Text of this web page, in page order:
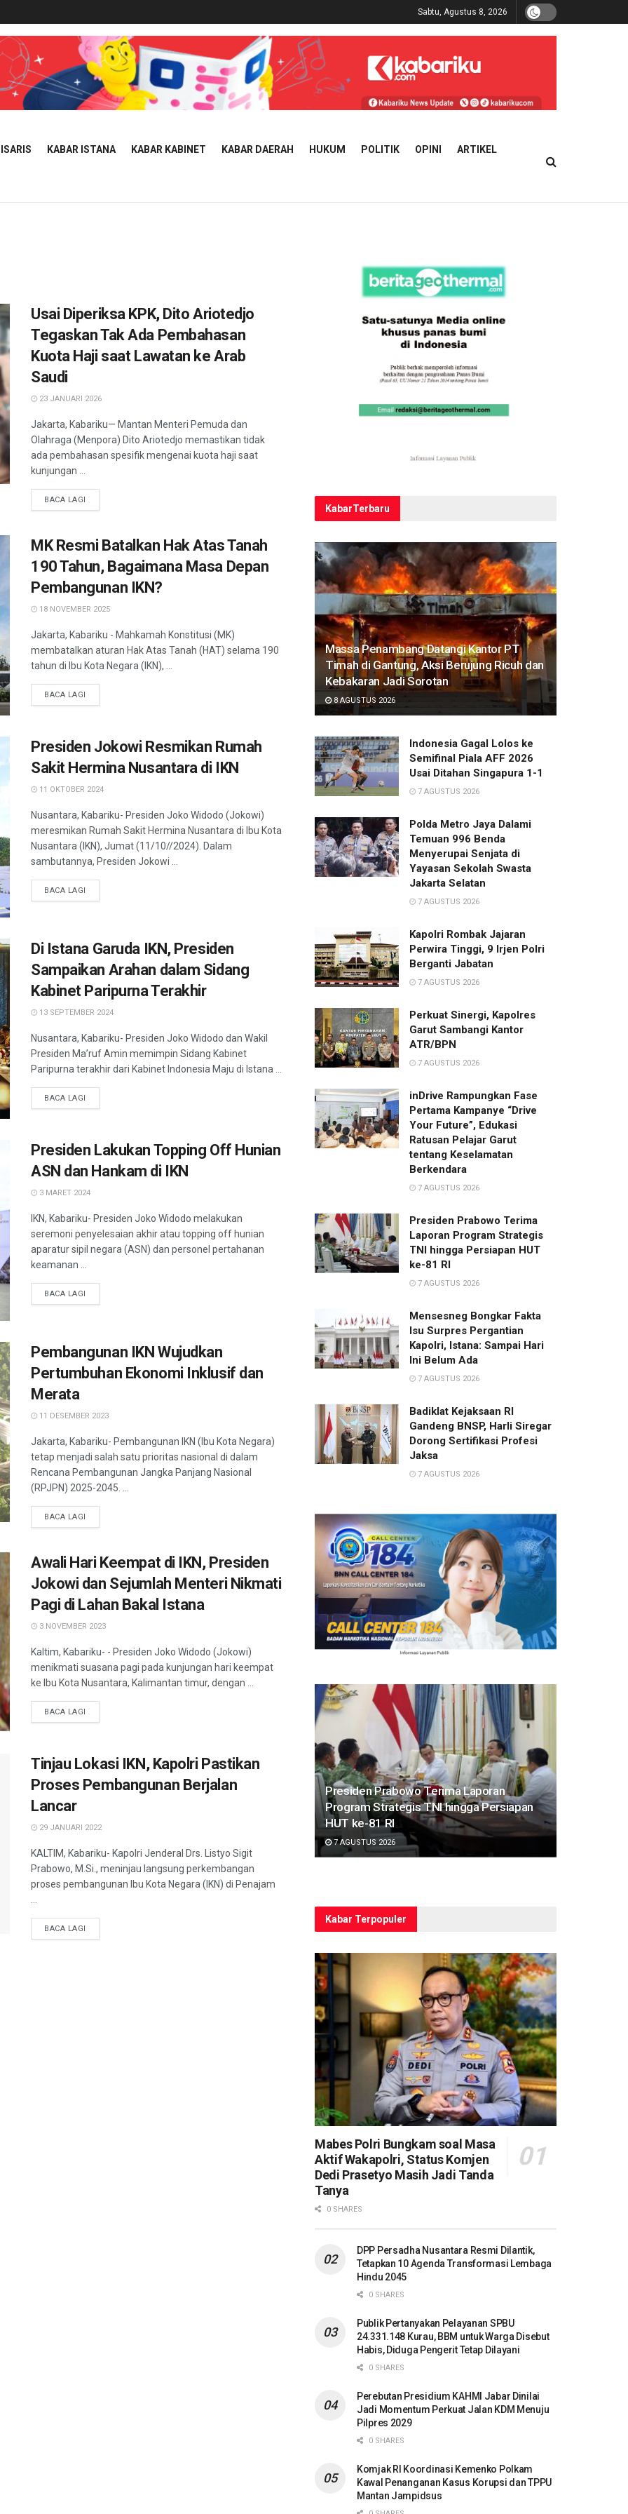
Sabtu, Agustus 8, 2026
KABAR ISTANA KABAR KABINET KABAR DAERAH HUKUM POLITIK OPINI ARTIKEL
Usai Diperiksa KPK, Dito Ariotedjo
Tegaskan Tak Ada Pembahasan
Kuota Haji saat Lawatan ke Arab
Saudi
23 JANUARI 2026
Jakarta, Kabariku— Mantan Menteri Pemuda dan
Olahraga (Menpora) Dito Ariotedjo memastikan tidak
ada pembahasan spesifik mengenai kuota haji saat
kunjungan ...
BACA LAGI
MK Resmi Batalkan Hak Atas Tanah
190 Tahun, Bagaimana Masa Depan
Pembangunan IKN?
18 NOVEMBER 2025
Jakarta, Kabariku - Mahkamah Konstitusi (MK)
membatalkan aturan Hak Atas Tanah (HAT) selama 190
tahun di Ibu Kota Negara (IKN), ...
BACA LAGI
Presiden Jokowi Resmikan Rumah
Sakit Hermina Nusantara di IKN
11 OKTOBER 2024
Nusantara, Kabariku- Presiden Joko Widodo (Jokowi)
meresmikan Rumah Sakit Hermina Nusantara di Ibu Kota
Nusantara (IKN), Jumat (11/10//2024). Dalam
sambutannya, Presiden Jokowi ...
BACA LAGI
Di Istana Garuda IKN, Presiden
Sampaikan Arahan dalam Sidang
Kabinet Paripurna Terakhir
13 SEPTEMBER 2024
Nusantara, Kabariku- Presiden Joko Widodo dan Wakil
Presiden Ma’ruf Amin memimpin Sidang Kabinet
Paripurna terakhir dari Kabinet Indonesia Maju di Istana ...
BACA LAGI
Presiden Lakukan Topping Off Hunian
ASN dan Hankam di IKN
3 MARET 2024
IKN, Kabariku- Presiden Joko Widodo melakukan
seremoni penyelesaian akhir atau topping off hunian
aparatur sipil negara (ASN) dan personel pertahanan
keamanan ...
BACA LAGI
Pembangunan IKN Wujudkan
Pertumbuhan Ekonomi Inklusif dan
Merata
11 DESEMBER 2023
Jakarta, Kabariku- Pembangunan IKN (Ibu Kota Negara)
tetap menjadi salah satu prioritas nasional di dalam
Rencana Pembangunan Jangka Panjang Nasional
(RPJPN) 2025-2045. ...
BACA LAGI
Awali Hari Keempat di IKN, Presiden
Jokowi dan Sejumlah Menteri Nikmati
Pagi di Lahan Bakal Istana
3 NOVEMBER 2023
Kaltim, Kabariku- - Presiden Joko Widodo (Jokowi)
menikmati suasana pagi pada kunjungan hari keempat
ke Ibu Kota Nusantara, Kalimantan timur, dengan ...
BACA LAGI
Tinjau Lokasi IKN, Kapolri Pastikan
Proses Pembangunan Berjalan
Lancar
29 JANUARI 2022
KALTIM, Kabariku- Kapolri Jenderal Drs. Listyo Sigit
Prabowo, M.Si., meninjau langsung perkembangan
proses pembangunan Ibu Kota Negara (IKN) di Penajam
BACA LAGI
KabarTerbaru
Massa Penambang Datangi Kantor PT
Timah di Gantung, Aksi Berujung Ricuh dan
Kebakaran Jadi Sorotan
8 AGUSTUS 2026
Indonesia Gagal Lolos ke
Semifinal Piala AFF 2026
Usai Ditahan Singapura 1-1
7 AGUSTUS 2026
Polda Metro Jaya Dalami
Temuan 996 Benda
Menyerupai Senjata di
Yayasan Sekolah Swasta
Jakarta Selatan
7 AGUSTUS 2026
Kapolri Rombak Jajaran
Perwira Tinggi, 9 Irjen Polri
Berganti Jabatan
7 AGUSTUS 2026
Perkuat Sinergi, Kapolres
Garut Sambangi Kantor
ATR/BPN
7 AGUSTUS 2026
inDrive Rampungkan Fase
Pertama Kampanye “Drive
Your Future”, Edukasi
Ratusan Pelajar Garut
tentang Keselamatan
Berkendara
7 AGUSTUS 2026
Presiden Prabowo Terima
Laporan Program Strategis
TNI hingga Persiapan HUT
ke-81 RI
7 AGUSTUS 2026
Mensesneg Bongkar Fakta
Isu Surpres Pergantian
Kapolri, Istana: Sampai Hari
Ini Belum Ada
7 AGUSTUS 2026
Badiklat Kejaksaan RI
Gandeng BNSP, Harli Siregar
Dorong Sertifikasi Profesi
Jaksa
7 AGUSTUS 2026
Presiden Prabowo Terima Laporan
Program Strategis TNI hingga Persiapan
HUT ke-81 RI
7 AGUSTUS 2026
Kabar Terpopuler
Mabes Polri Bungkam soal Masa
Aktif Wakapolri, Status Komjen
Dedi Prasetyo Masih Jadi Tanda
Tanya
0 SHARES
DPP Persadha Nusantara Resmi Dilantik,
Tetapkan 10 Agenda Transformasi Lembaga
Hindu 2045
0 SHARES
Publik Pertanyakan Pelayanan SPBU
24.331.148 Kurau, BBM untuk Warga Disebut
Habis, Diduga Pengerit Tetap Dilayani
0 SHARES
Perebutan Presidium KAHMI Jabar Dinilai
Jadi Momentum Perkuat Jalan KDM Menuju
Pilpres 2029
0 SHARES
Komjak RI Koordinasi Kemenko Polkam
Kawal Penanganan Kasus Korupsi dan TPPU
Mantan Jampidsus